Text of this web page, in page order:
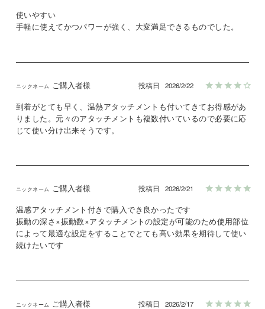
使いやすい
手軽に使えてかつパワーが強く、大変満足できるものでした。
ご購入者様 投稿日 2026/2/22
到着がとても早く、温熱アタッチメントも付いてきてお得感があ
りました。元々のアタッチメントも複数付いているので必要に応
じて使い分け出来そうです。
ご購入者様 投稿日 2026/2/21
温感アタッチメント付きで購入でき良かったです
振動の深さ×振動数×アタッチメントの設定が可能のため使用部位
によって最適な設定をすることでとても高い効果を期待して使い
ご購入者様 投稿日 2026/2/17